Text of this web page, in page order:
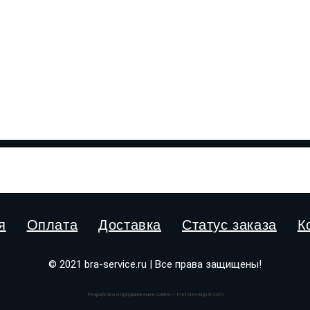
Оплата Доставка Статус заказа
© 2021 bra-service.ru | Все права защищены!
Разработка и продвижение сайта — Inet-developer.com